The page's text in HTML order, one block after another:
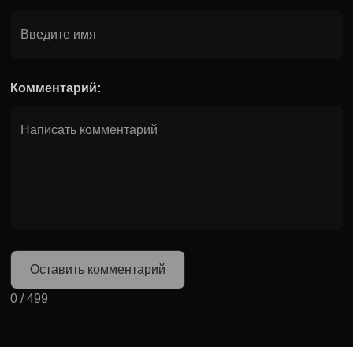
Комментарий:
Оставить комментарий
0 /499